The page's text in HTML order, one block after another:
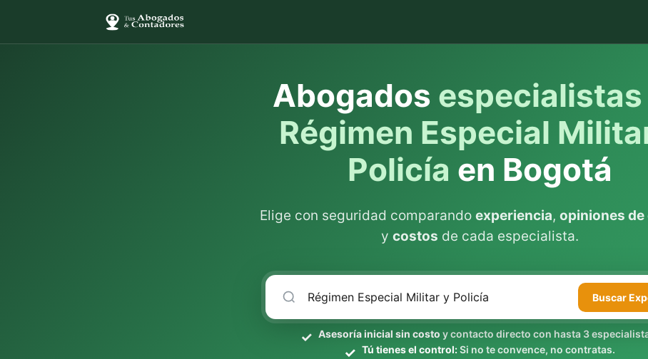
Abogados especialistas
Régimen Especial
Policía en Bogotá
Elige con seguridad comparando experiencia, opiniones de
y costos de cada especialista.
Buscar
Asesoría inicial sin costo y contacto directo con hasta 3
Tú tienes el control:Si no te convence, no contratas.